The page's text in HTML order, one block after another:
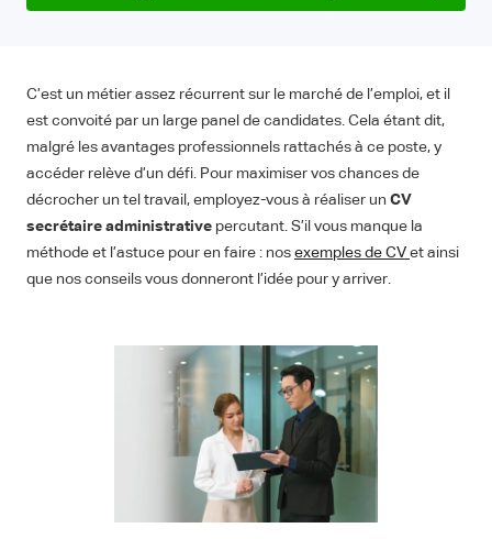
C’est un métier assez récurrent sur le marché de l’emploi, et il
est convoité par un large panel de candidates. Cela étant dit,
malgré les avantages professionnels rattachés à ce poste, y
accéder relève d’un défi. Pour maximiser vos chances de
décrocher un tel travail, employez-vous à réaliser un CV
secrétaire administrative percutant. S’il vous manque la
méthode et l’astuce pour en faire : nos exemples de CV et ainsi
que nos conseils vous donneront l’idée pour y arriver.